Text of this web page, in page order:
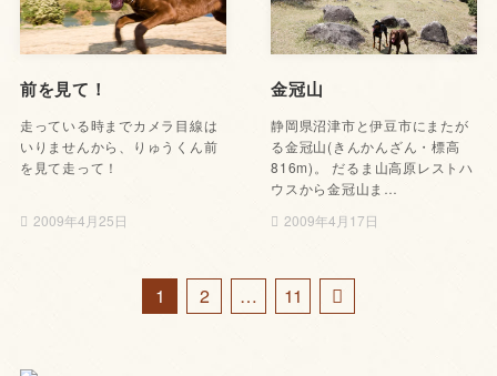
前を見て！
走っている時までカメラ目線は
いりませんから、りゅうくん前
を見て走って！
2009年4月25日
金冠山
静岡県沼津市と伊豆市にまたが
る金冠山(きんかんざん・標高
816m)。 だるま山高原レストハ
ウスから金冠山ま…
2009年4月17日
1 2 … 11